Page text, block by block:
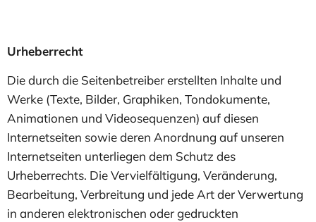
Urheberrecht
Die durch die Seitenbetreiber erstellten Inhalte und
Werke (Texte, Bilder, Graphiken, Tondokumente,
Animationen und Videosequenzen) auf diesen
Internetseiten sowie deren Anordnung auf unseren
Internetseiten unterliegen dem Schutz des
Urheberrechts. Die Vervielfältigung, Veränderung,
Bearbeitung, Verbreitung und jede Art der Verwertung
in anderen elektronischen oder gedruckten